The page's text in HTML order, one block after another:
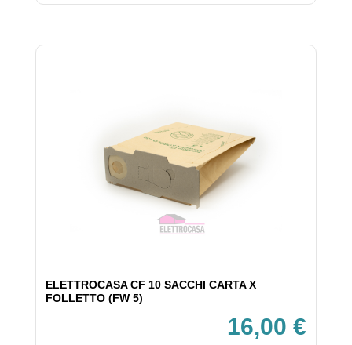
ELETTROCASA CF 10 SACCHI CARTA X
FOLLETTO (FW 5)
16,00 €